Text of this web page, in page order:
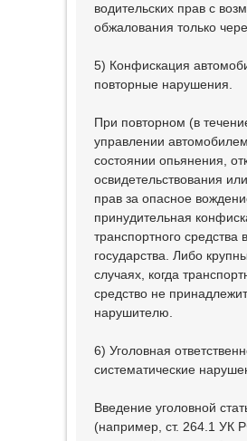
водительских прав с
обжалования только
5) Конфискация
повторные нарушения.
При повторном (в
управлении
состоянии опьянения,
освидетельствования
прав за опасное
принудительная
транспортного средства
государства. Либо
случаях, когда
средство не принадлежит
нарушителю.
6) Уголовная
систематические
Введение уголовной
(например, ст. 264.1 УК